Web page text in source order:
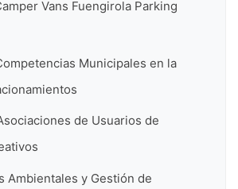
Vans Fuengirola Parking
Municipales en la
de Usuarios de
Ambientales y Gestión de